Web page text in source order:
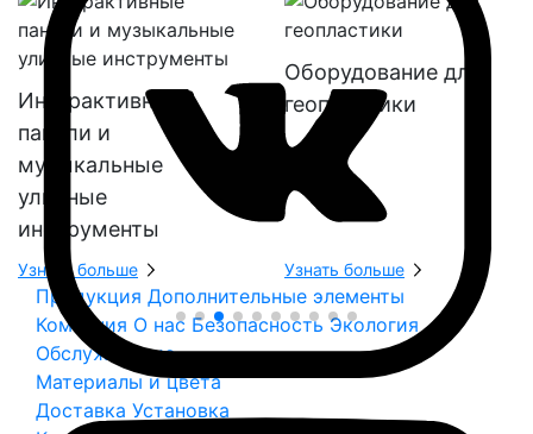
Интерактивные
панели и
музыкальные
уличные
инструменты
Узнать больше
Оборудование для
геопластики
Узнать больше
Продукция Дополнительные элементы
Компания О нас Безопасность Экология
Обслуживание
Материалы и цвета
Доставка Установка